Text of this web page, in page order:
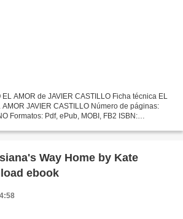
EL AMOR de JAVIER CASTILLO Ficha técnica EL
AMOR JAVIER CASTILLO Número de páginas:
Formatos: Pdf, ePub, MOBI, FB2 ISBN:
Way Home by Kate
ebook